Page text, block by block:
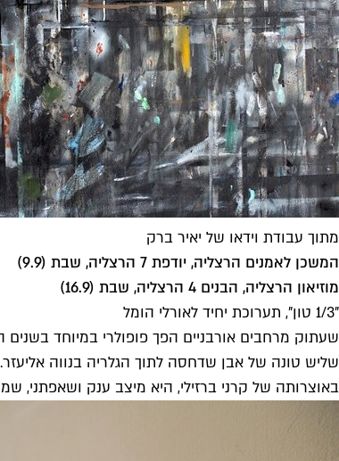
מתוך עבודת וידאו של יאיר ברק
המשכן לאמנים הרצליה, יודפת 7 הרצליה, שבת (9.9)
מוזיאון הרצליה, הבנים 4 הרצליה, שבת (16.9)
"1/3 טון", תערוכת יחיד לאורלי הומל
שעתוק מרחבים אורבניים הפך פופולרי במיוחד
שליש טונה של אבן שדחסה לתוך הגלריה בנווה אליעזר
באוצרותה של קרני ברזילי, היא מיצב ענק ושאפתני,